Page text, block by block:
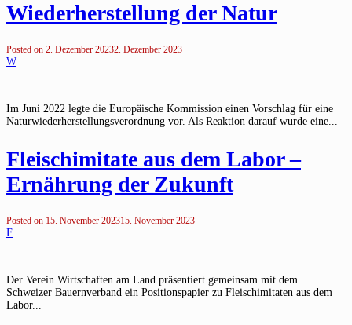
Wiederherstellung der Natur
Posted on 2. Dezember 20232. Dezember 2023
W
Im Juni 2022 legte die Europäische Kommission einen Vorschlag für eine
Naturwiederherstellungsverordnung vor. Als Reaktion darauf wurde eine...
Fleischimitate aus dem Labor –
Ernährung der Zukunft
Posted on 15. November 202315. November 2023
F
Der Verein Wirtschaften am Land präsentiert gemeinsam mit dem
Schweizer Bauernverband ein Positionspapier zu Fleischimitaten aus dem
Labor...